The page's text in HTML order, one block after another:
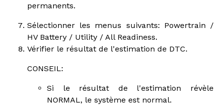
permanents.
Sélectionner les menus suivants: Powertrain /
HV Battery / Utility / All Readiness.
Vérifier le résultat de l'estimation de DTC.
CONSEIL:
Si le résultat de l'estimation révèle
NORMAL, le système est normal.